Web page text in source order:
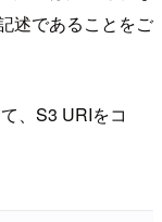
述であることをご
、S3 URIをコ